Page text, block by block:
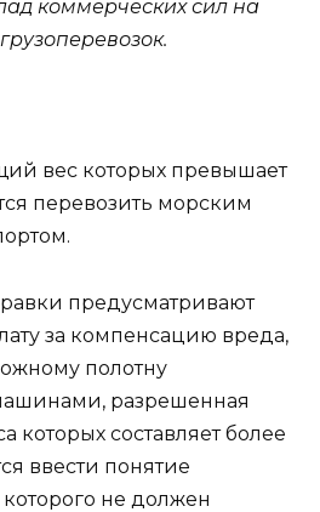
коммерческих сил на
вес которых превышает
перевозить морским
предусматривают
за компенсацию вреда,
полотну
разрешенная
которых составляет более
ввести понятие
которого не должен